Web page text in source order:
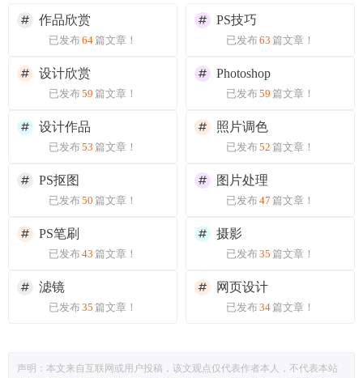
作品欣赏
已发布 64篇文章！
PS技巧
已发布 63 篇文章！
设计欣赏
已发布 59 篇文章！
Photoshop
已发布 59 篇文章！
设计作品
已发布 53 篇文章！
照片调色
已发布 52 篇文章！
PS抠图
已发布 50 篇文章！
图片处理
已发布 47 篇文章！
PS笔刷
已发布 43 篇文章！
摄影
已发布 35 篇文章！
滤镜
已发布 35 篇文章！
网页设计
已发布 34篇文章！
声明：本文来自互联网或用户投稿，该文观点仅代表作者本人，不代表本站